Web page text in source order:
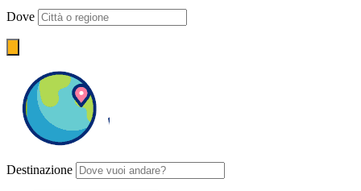
Dove
Destinazione